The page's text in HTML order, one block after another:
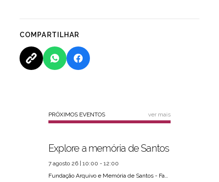
COMPARTILHAR
PRÓXIMOS EVENTOS ver mais
Explore a memória de Santos
7 agosto 26 | 10:00 - 12:00
Fundação Arquivo e Memória de Santos - Fams